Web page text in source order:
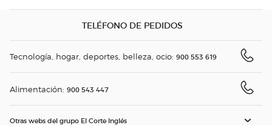
TELÉFONO DE PEDIDOS
Tecnología, hogar, deportes, belleza, ocio: 900 553 619
Alimentación: 900 543 447
Otras webs del grupo El Corte Inglés